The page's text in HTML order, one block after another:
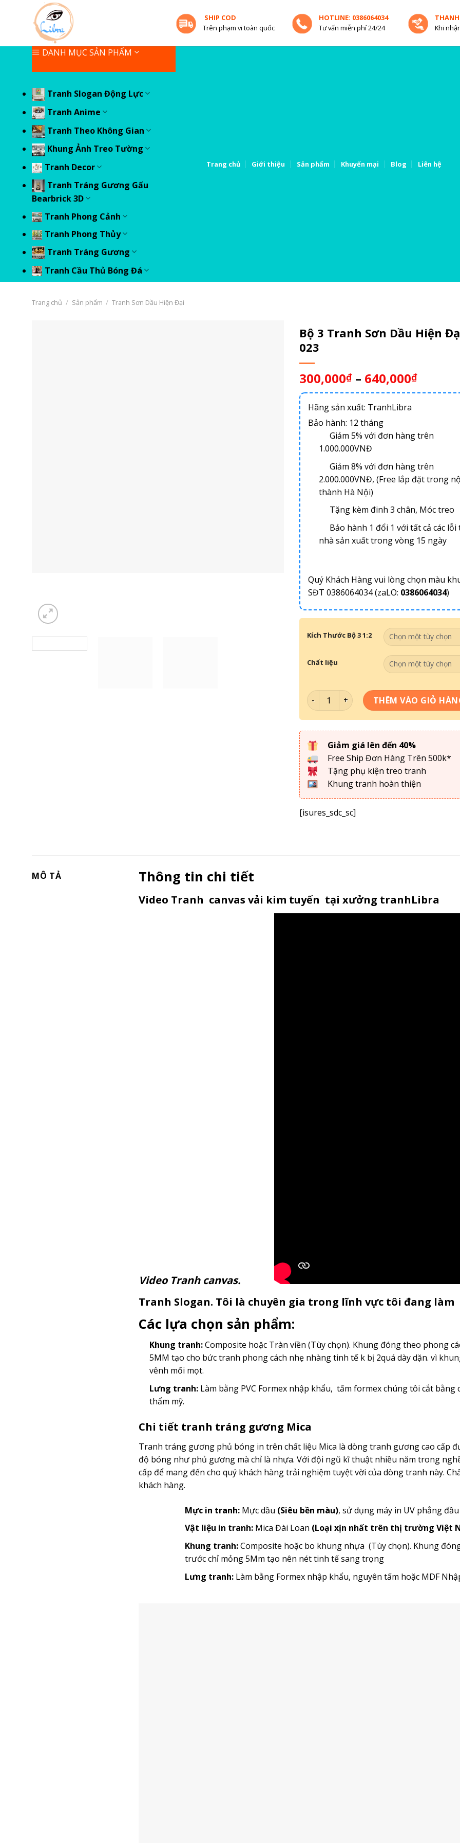
SHIP COD
Trên phạm vi toàn quốc
HOTLINE: 0386064034
Tư vấn miễn phí 24/24
Khi
DANH MỤC SẢN PHẨM
Tranh Slogan Động Lực
Tranh Anime
Tranh Theo Không Gian
Khung Ảnh Treo Tường
Tranh Decor
Tranh Tráng Gương Gấu
Bearbrick 3D
Tranh Phong Cảnh
Tranh Phong Thủy
Tranh Tráng Gương
Tranh Cầu Thủ Bóng Đá
Trang chủ Giới thiệu Sản phẩm Khuyến mại Blog Liên hệ
Trang chủ / Sản phẩm / Tranh Sơn Dầu Hiện Đại
Bộ 3 Tranh Sơn Dầu Hiện
023
300,000₫– 640,000₫
Hãng sản xuất: TranhLibra
Bảo hành: 12 tháng
Giảm 5% với đơn hàng trên
1.000.000VNĐ
Giảm 8% với đơn hàng trên
2.000.000VNĐ, (Free lắp đặt trong
thành Hà Nội)
Tặng kèm đinh 3 chân, Móc treo
Bảo hành 1 đổi 1 với tất cả các lỗi
nhà sản xuất trong vòng 15 ngày
Quý Khách Hàng vui lòng chọn màu
SĐT 0386064034 (zaLO: 0386064034)
Kích Thước Bộ 3 1:2
Chất liệu
Bộ 3 Tranh Sơn Dầu Hiện Đại SD-023 số
THÊM VÀO GIỎ
Giảm giá lên đến 40%
Free Ship Đơn Hàng Trên 500k*
Tặng phụ kiện treo tranh
Khung tranh hoàn thiện
[isures_sdc_sc]
MÔ TẢ Thông tin chi tiết
Video Tranh canvas vải kim tuyến tại xưởng tranhLibra
Video Tranh canvas.
Tranh Slogan. Tôi là chuyên gia trong lĩnh vực tôi đang làm
Các lựa chọn sản phẩm:
Khung tranh:Composite hoặc Tràn viền (Tùy chọn). Khung đóng theo phong
5MM tạo cho bức tranh phong cách nhẹ nhàng tinh tế k bị 2quá dày dặn. vì
vênh mối mọt.
Lưng tranh: Làm bằng PVC Formex nhập khẩu, tấm formex chúng tôi cắt
thẩm mỹ.
Chi tiết tranh tráng gương Mica
Tranh tráng gương phủ bóng in trên chất liệu Mica là dòng tranh gương cao cấp
độ bóng như phủ gương mà chỉ là nhựa. Với đội ngũ kĩ thuật nhiều năm trong
cấp để mang đến cho quý khách hàng trải nghiệm tuyệt vời của dòng tranh này.
khách hàng.
Mực in tranh:Mực dầu (Siêu bền màu), sử dụng máy in UV phẳng
Vật liệu in tranh:Mica Đài Loan (Loại xịn nhất trên thị trường Việt
Khung tranh:Composite hoặc bo khung nhựa (Tùy chọn). Khung
trước chỉ mỏng 5Mm tạo nên nét tinh tế sang trọng
Lưng tranh:Làm bằng Formex nhập khẩu, nguyên tấm hoặc MDF